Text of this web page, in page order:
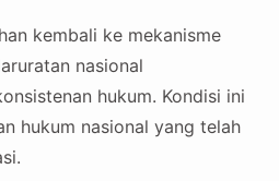
kembali ke mekanisme
nasional
hukum. Kondisi ini
hukum nasional yang telah